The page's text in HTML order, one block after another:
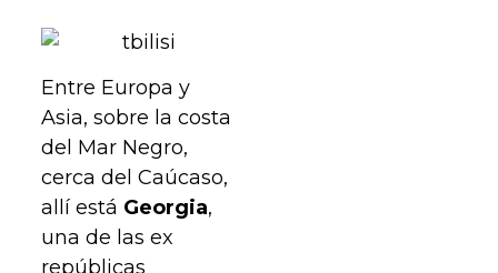
Entre Europa y
Asia, sobre la costa
del Mar Negro,
cerca del Caúcaso,
allí está Georgia,
una de las ex
repúblicas